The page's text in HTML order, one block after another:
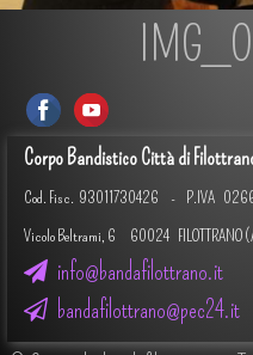
Corpo Bandistico Città di
Cod. Fisc. 93011730426 - P.IVA
Vicolo Beltrami, 6 60024 FILOTTRANO
info@bandafilottrano.it
bandafilottrano@pec24.it